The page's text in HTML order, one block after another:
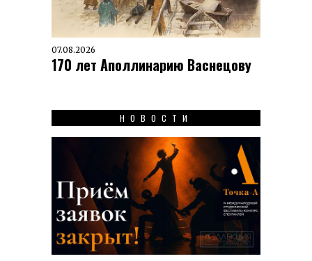
07.08.2026
170 лет Аполлинарию Васнецову
НОВОСТИ